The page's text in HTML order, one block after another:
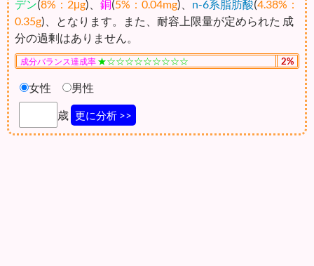
デン(8%：2μg)、 銅(5%：0.04mg)、 n-6系脂肪酸(4.38%：
0.35g)、となります。また、耐容上限量が定められた 成
分の過剰はありません。
成分バランス達成率 ★☆☆☆☆☆☆☆☆☆ 2%
女性 男性
歳 更に分析 >>